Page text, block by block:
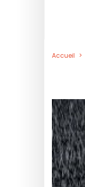
Accueil